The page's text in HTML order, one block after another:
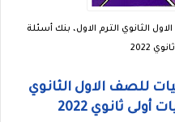
الثانوي الترم الاول، بنك أسئلة
2022
للصف الاول الثانوي
ثانوي 2022